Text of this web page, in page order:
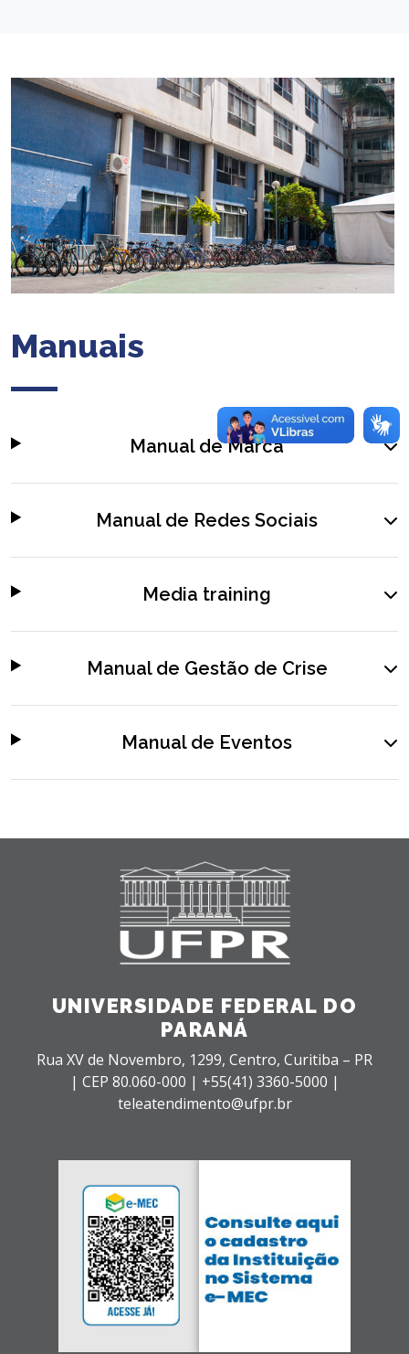
Manuais
Manual de Marca
Manual de Redes Sociais
Media training
Manual de Gestão de Crise
Manual de Eventos
UNIVERSIDADE FEDERAL DO
PARANÁ
Rua XV de Novembro, 1299, Centro, Curitiba – PR
| CEP 80.060-000 | +55(41) 3360-5000 |
teleatendimento@ufpr.br